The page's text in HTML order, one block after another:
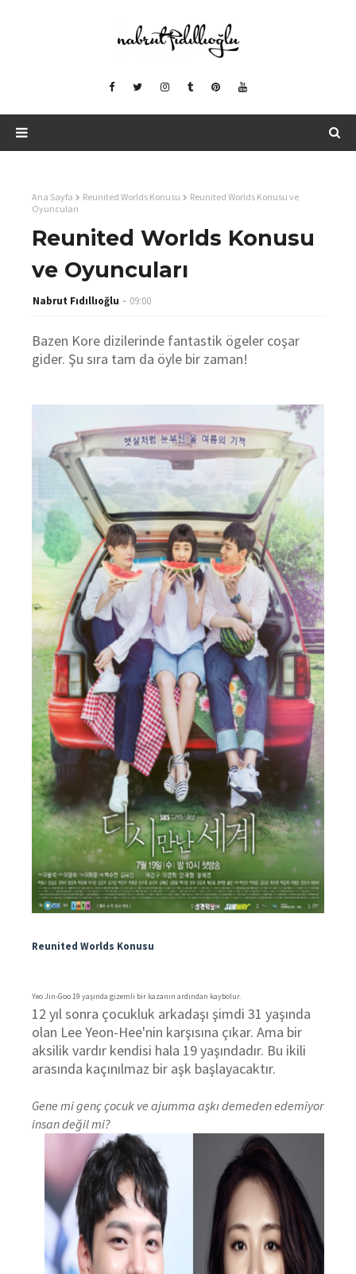
Ana Sayfa Reunited Worlds Konusu
Reunited Worlds Konusu ve
Oyuncuları
Reunited Worlds Konusu
ve Oyuncuları
Nabrut Fıdıllıoğlu 09:00
Bazen Kore dizilerinde fantastik ögeler coşar
gider. Şu sıra tam da öyle bir zaman!
Reunited Worlds Konusu
Yeo Jin-Goo 19 yaşında gizemli bir kazanın ardından kaybolur.
12 yıl sonra çocukluk arkadaşı şimdi 31 yaşında
olan Lee Yeon-Hee'nin karşısına çıkar. Ama bir
aksilik vardır kendisi hala 19 yaşındadır. Bu ikili
arasında kaçınılmaz bir aşk başlayacaktır.
Gene mi genç çocuk ve ajumma aşkı demeden edemiyor
insan değil mi?